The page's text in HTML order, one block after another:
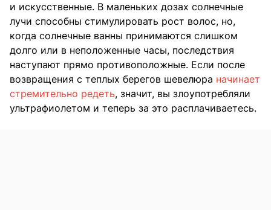
и искусственные. В маленьких дозах солнечные
лучи способны стимулировать рост волос, но,
когда солнечные ванны принимаются слишком
долго или в неположенные часы, последствия
наступают прямо противоположные. Если после
возвращения с теплых берегов шевелюра начинает
стремительно редеть, значит, вы злоупотребляли
ультрафиолетом и теперь за это расплачиваетесь.